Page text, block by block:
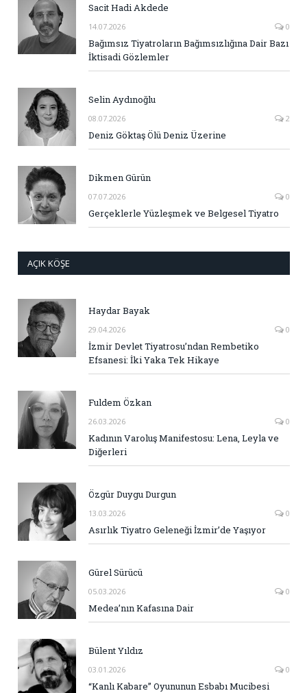
Sacit Hadi Akdede
14.07.2026 0
Bağımsız Tiyatroların Bağımsızlığına Dair Bazı
İktisadi Gözlemler
Selin Aydınoğlu
08.07.2026 2
Deniz Göktaş Ölü Deniz Üzerine
Dikmen Gürün
07.07.2026 0
Gerçeklerle Yüzleşmek ve Belgesel Tiyatro
AÇIK KÖŞE
Haydar Bayak
29.04.2026 0
İzmir Devlet Tiyatrosu’ndan Rembetiko
Efsanesi: İki Yaka Tek Hikaye
Fuldem Özkan
26.03.2026 0
Kadının Varoluş Manifestosu: Lena, Leyla ve
Diğerleri
Özgür Duygu Durgun
13.03.2026 0
Asırlık Tiyatro Geleneği İzmir’de Yaşıyor
Gürel Sürücü
05.03.2026 0
Medea’nın Kafasına Dair
Bülent Yıldız
03.01.2026 0
“Kanlı Kabare” Oyununun Esbabı Mucibesi